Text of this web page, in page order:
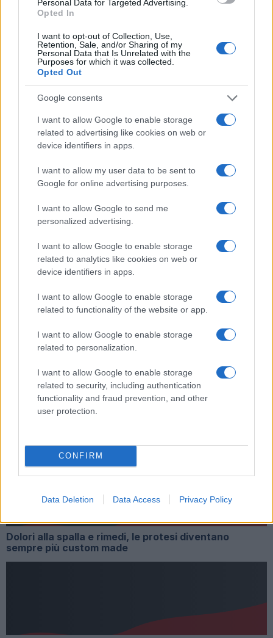
Personal Data for Targeted Advertising.
Opted In
I want to opt-out of Collection, Use,
Retention, Sale, and/or Sharing of my
Personal Data that Is Unrelated with the
Purposes for which it was collected.
Opted Out
Google consents
I want to allow Google to enable storage
related to advertising like cookies on web or
device identifiers in apps.
I want to allow my user data to be sent to
Google for online advertising purposes.
I want to allow Google to send me
personalized advertising.
I want to allow Google to enable storage
related to analytics like cookies on web or
device identifiers in apps.
I want to allow Google to enable storage
related to functionality of the website or app.
I want to allow Google to enable storage
related to personalization.
I want to allow Google to enable storage
related to security, including authentication
functionality and fraud prevention, and other
user protection.
CONFIRM
Data Deletion Data Access Privacy Policy
conducente fosse sprovvisto di patente di guida.
Per il cittadino rumeno, quindi, si sono aperte le porte
del carcere veliterno, dove resterà ristretto in regime
di custodia cautelare.
Si evidenzia che il procedimento penale nei confronti
responsabilità verranno definitivamente accertate
solo a seguito di sentenza irrevocabile di condanna.
Precedente
accoltellato con le
forbici. Panico a
Successiva
Al Policlinico Tor
Vergata di Roma
ritorna ‘No
di 24 ore
tentato omicidio
ARTICOLI CORRELATI
Dolori alla spalla e rimedi, le protesi diventano
sempre più custom made